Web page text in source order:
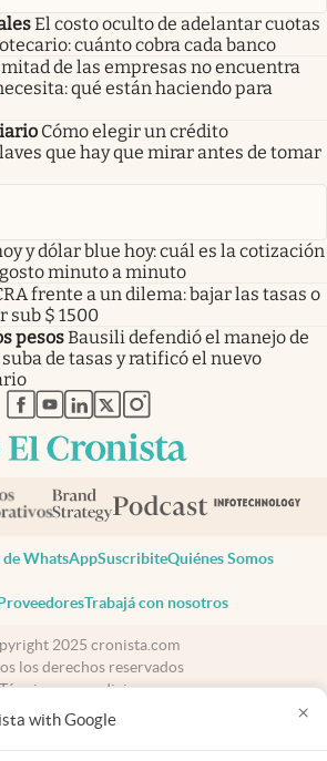
with Google ×
El costo oculto de adelantar cuotas
cuánto cobra cada banco
de las empresas no encuentra
qué están haciendo para
Cómo elegir un crédito
que hay que mirar antes de tomar
y dólar blue hoy: cuál es la cotización
minuto a minuto
frente a un dilema: bajar las tasas o
sub $ 1500
pesosBausili defendió el manejo de
de tasas y ratificó el nuevo
abre en nueva pestaña
abre en nueva pestaña
abre en nueva pestaña
abre en nueva pestaña
abre en nueva pestaña
de WhatsAppSuscribiteQuiénes Somos
Trabajá con nosotros
2025 cronista.com
los derechos reservados
y condiciones
Privacidad
Consentimiento